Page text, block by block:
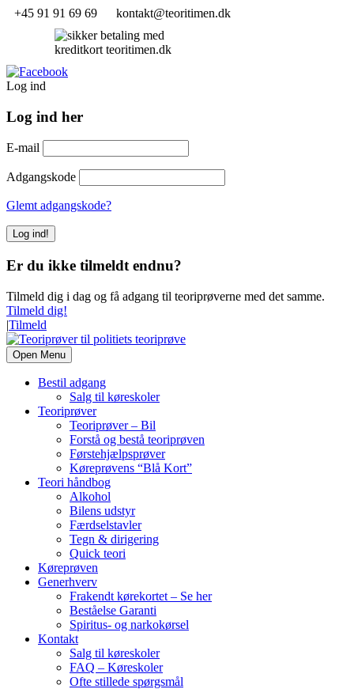
+45 91 91 69 69 kontakt@teoritimen.dk
Log ind
Log ind her
E-mail
Adgangskode
Glemt adgangskode?
Er du ikke tilmeldt endnu?
Tilmeld dig i dag og få adgang til teoriprøverne med det samme.
Tilmeld dig!
|Tilmeld
Open Menu
Bestil adgang
Salg til køreskoler
Teoriprøver
Teoriprøver – Bil
Forstå og bestå teoriprøven
Førstehjælpsprøver
Køreprøvens “Blå Kort”
Teori håndbog
Alkohol
Bilens udstyr
Færdselstavler
Tegn & dirigering
Quick teori
Køreprøven
Generhverv
Frakendt kørekortet – Se her
Beståelse Garanti
Spiritus- og narkokørsel
Kontakt
Salg til køreskoler
FAQ – Køreskoler
Ofte stillede spørgsmål